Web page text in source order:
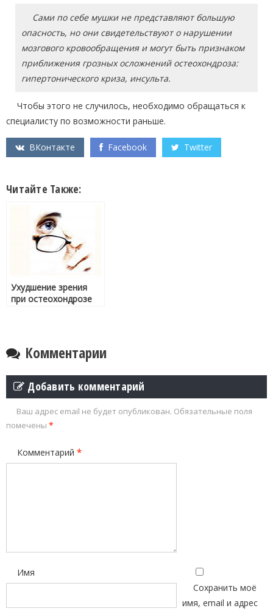
Сами по себе мушки не представляют большую
опасность, но они свидетельствуют о нарушении
мозгового кровообращения и могут быть признаком
приближения грозных осложнений остеохондроза:
гипертонического криза, инсульта.
Чтобы этого не случилось, необходимо обращаться к
специалисту по возможности раньше.
ВКонтакте Facebook Twitter
Читайте Также:
Ухудшение зрения
при остеохондрозе
Комментарии
Добавить комментарий
Ваш адрес email не будет опубликован. Обязательные поля
помечены *
Комментарий*
Имя
Сохранить моё
имя, email и адрес